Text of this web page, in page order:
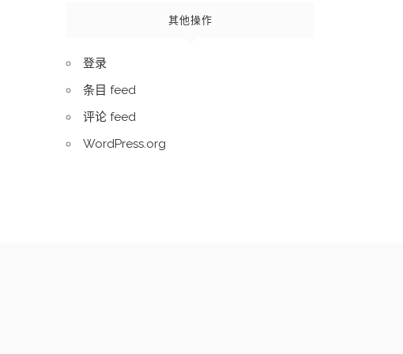
其他操作
登录
条目 feed
评论 feed
WordPress.org